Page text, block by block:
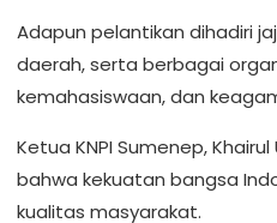
Adapun pelantikan dihadiri
daerah, serta berbagai
kemahasiswaan, dan
Ketua KNPI Sumenep,
bahwa kekuatan bangsa
kualitas masyarakat.